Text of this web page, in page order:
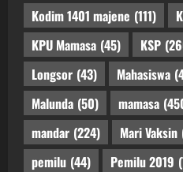
Kodim 1401 majene (111)
KPU Mamasa (45) KSP
Longsor (43) Mahasiswa
Malunda (50) mamasa
mandar (224) Mari Vaksin
pemilu (44) Pemilu 2019